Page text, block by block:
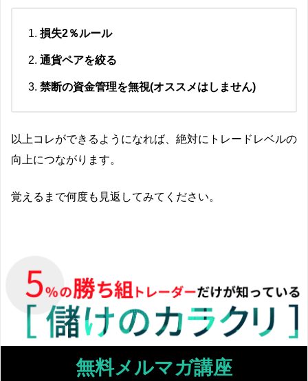
損失2％ルール
通貨ペアを絞る
禁断の資金管理を無視(オススメはしません)
以上コレができるようになれば、絶対にトレードレベルの
向上につながります。
覚えるまで何度も見返してみてください。
無料メルマガ講座